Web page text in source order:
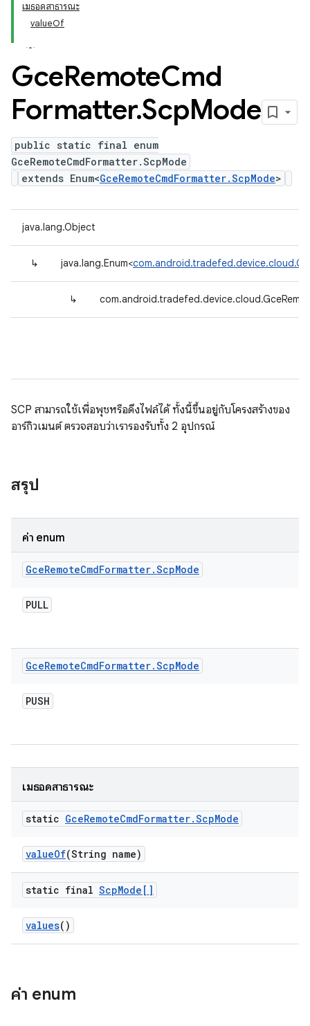
เมธอดสาธารณะ
valueOf
GceRemoteCmd
Formatter.ScpMode
public static final enum
GceRemoteCmdFormatter.ScpMode
extends Enum<GceRemoteCmdFormatter.ScpMode>
java.lang.Object
↳ java.lang.Enum<
↳
SCP สามารถใช้เพื่อพุชหรือดึงไฟล์ได้ ทั้งนี้ขึ้นอยู่กับโครงสร้างของ
อาร์กิวเมนต์ ตรวจสอบว่าเรารองรับทั้ง 2 อุปกรณ์
สรุป
ค่า enum
GceRemoteCmdFormatter.ScpMode
PULL
GceRemoteCmdFormatter.ScpMode
PUSH
เมธอดสาธารณะ
static GceRemoteCmdFormatter.ScpMode
valueOf(String name)
static final ScpMode[]
values()
ค่า enum